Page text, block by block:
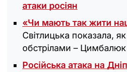
атаки росіян
«‎Чи мають так жити
Світлицька показала,
обстрілами –
Російська атака на